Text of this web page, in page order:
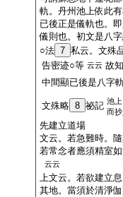
軌。丹州池上依此
已後正是儀軌也。
儀則也。初文是八
○法 7 私云。文殊
告密迹○等 云云 故
中間顯已後是八字
文殊略 8 祕記 池
而
先建立道場
文云。若急難時。
若常念者應須精室
云云
上文云。若欲建立
其地。當須於清淨